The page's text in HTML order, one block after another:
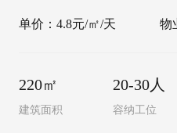
单价：4.8元/㎡/天 物
220㎡
建筑面积
20-30人
容纳工位